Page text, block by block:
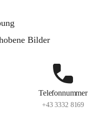
Bilder
Telefonnummer
+43 3332 8169